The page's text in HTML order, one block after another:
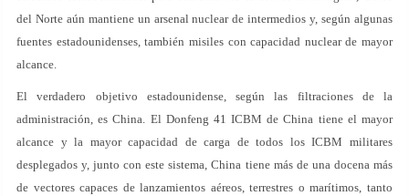
del Norte aún mantiene un arsenal nuclear de intermedios y, según algunas
fuentes estadounidenses, también misiles con capacidad nuclear de mayor
alcance.
El verdadero objetivo estadounidense, según las filtraciones de la
administración, es China. El Donfeng 41 ICBM de China tiene el mayor
alcance y la mayor capacidad de carga de todos los ICBM militares
desplegados y, junto con este sistema, China tiene más de una docena más
de vectores capaces de lanzamientos aéreos, terrestres o marítimos, tanto